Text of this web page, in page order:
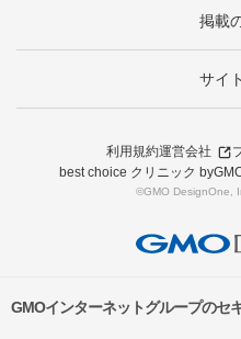
掲載
サイ
利用規約運営会社
best choice クリニック
©GMO DesignOne,
GMOインターネットグループのセ